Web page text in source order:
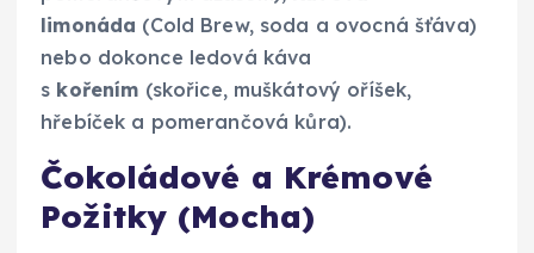
limonáda (Cold Brew, soda a ovocná šťáva)
nebo dokonce ledová káva
s kořením (skořice, muškátový oříšek,
hřebíček a pomerančová kůra).
Čokoládové a Krémové
Požitky (Mocha)